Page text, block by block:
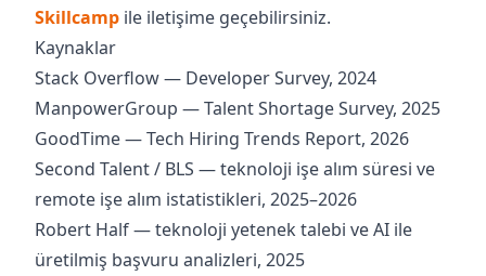
Skillcamp ile iletişime geçebilirsiniz.
Kaynaklar
Stack Overflow — Developer Survey, 2024
ManpowerGroup — Talent Shortage Survey, 2025
GoodTime — Tech Hiring Trends Report, 2026
Second Talent / BLS — teknoloji işe alım süresi ve
remote işe alım istatistikleri, 2025–2026
Robert Half — teknoloji yetenek talebi ve AI ile
üretilmiş başvuru analizleri, 2025